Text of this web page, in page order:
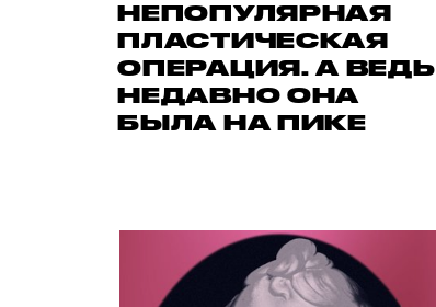
НЕПОПУЛЯРНАЯ
ПЛАСТИЧЕСКАЯ
ОПЕРАЦИЯ. А ВЕДЬ
НЕДАВНО ОНА
БЫЛА НА ПИКЕ